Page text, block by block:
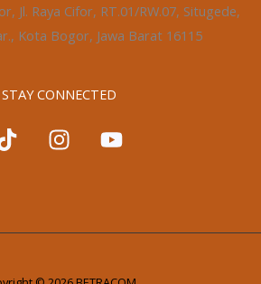
Jl. Raya Cifor, RT.01/RW.07, Situgede,
Kota Bogor, Jawa Barat 16115
STAY CONNECTED